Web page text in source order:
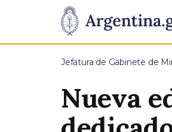
Presidencia
de
Pasar al contenido principal
Jefatura de Gabinete de
Nueva